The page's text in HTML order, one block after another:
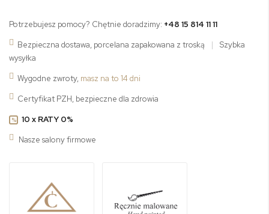
Potrzebujesz pomocy? Chętnie doradzimy: +48 15 814 11 11
Bezpieczna dostawa, porcelana zapakowana z troską
|
Szybka
wysyłka
Wygodne zwroty, masz na to 14 dni
Certyfikat PZH, bezpieczne dla zdrowia
%
10 x RATY 0%
Nasze salony firmowe